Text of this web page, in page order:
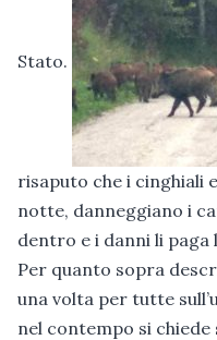
Stato.
risaputo che i cinghiali
notte, danneggiano i
dentro e i danni li
Per quanto sopra
una volta per tutte
nel contempo si chiede